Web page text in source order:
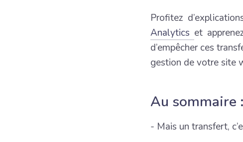
Profitez
Analytics et
d’empêcher ces
gestion de votre site
Au sommaire :
- Mais un transfert,